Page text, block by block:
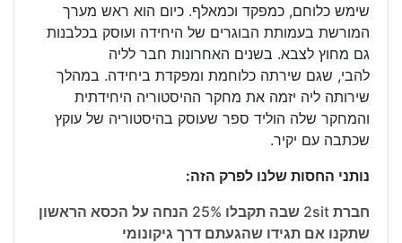
שימש כלוחם, כמפקד וכמאלף. כיום הוא ראש מערך
המורשת בעמותת הבוגרים של היחידה ועוסק בכלבנות
גם מחוץ לצבא. בשנים האחרונות חבר לליה
להבי, שגם שירתה כלוחמת ומפקדת ביחידה. במהלך
שירותה ליה יזמה את מחקר ההיסטוריה היחידתית
והמחקר שלה הוליד ספר שעוסק בהיסטוריה של עוקץ
שכתבה עם יקיר.
נותני החסות שלנו לפרק הזה:
חברת 2sit שבה תקבלו 25% הנחה על הכסא הראשון
שתקנו אם תגידו שהגעתם דרך גיקונומי